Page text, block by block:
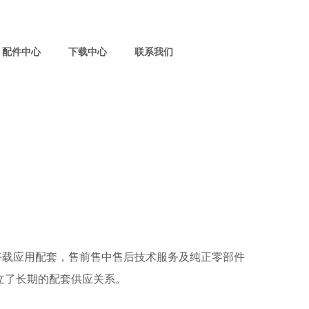
配件中心 下载中心 联系我们
用配套，售前售中售后技术服务及纯正零部件
长期的配套供应关系。